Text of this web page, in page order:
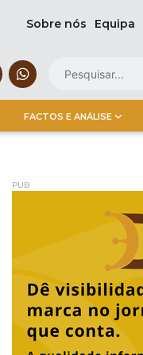
Sobre nós Equipa
FACTOS E ANÁLISE
PUB